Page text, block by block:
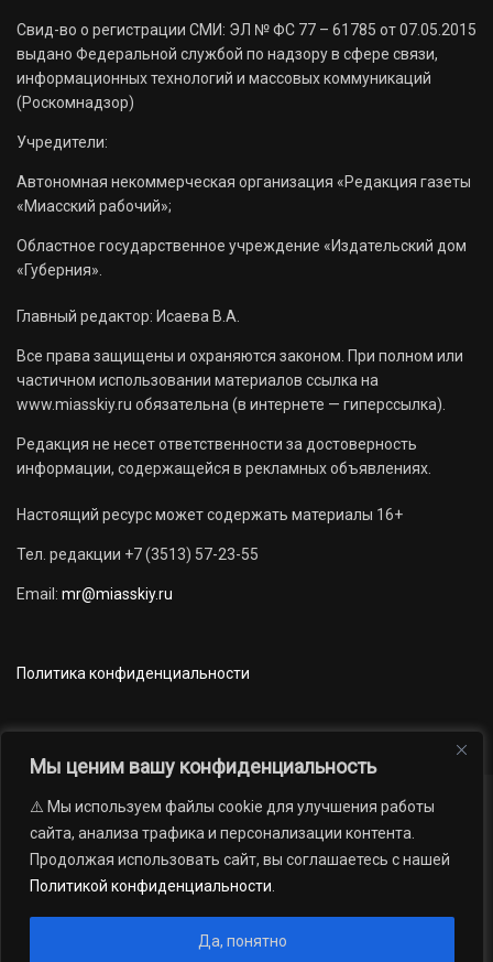
Мы ценим вашу конфиденциальность
⚠️ Мы используем файлы cookie для улучшения работы
сайта, анализа трафика и персонализации контента.
Продолжая использовать сайт, вы соглашаетесь с нашей
Политикой конфиденциальности
Да, понятно
Свид-во о регистрации СМИ: ЭЛ № ФС 77 – 61785 от 07.05.2015
выдано Федеральной службой по надзору в сфере связи,
информационных технологий и массовых коммуникаций
(Роскомнадзор)
Учредители:
Автономная некоммерческая организация «Редакция газеты
«Миасский рабочий»;
Областное государственное учреждение «Издательский дом
«Губерния».
Главный редактор: Исаева В.А.
Все права защищены и охраняются законом. При полном или
частичном использовании материалов ссылка на
www.miasskiy.ru обязательна (в интернете — гиперссылка).
Редакция не несет ответственности за достоверность
информации, содержащейся в рекламных объявлениях.
Настоящий ресурс может содержать материалы 16+
Тел. редакции +7 (3513) 57-23-55
Email: mr@miasskiy.ru
Политика конфиденциальности
Новости Наши проекты
Официально
АРХИВ
16+
газеты «Миасский рабочий»; Областное государственное учреждение
«Издательский дом «Губерния». Все права защищены.
Андрей Петрович Попов